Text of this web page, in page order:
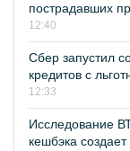
пострадавших
12:40
Сбер запустил
кредитов с
12:33
Исследование
кешбэка